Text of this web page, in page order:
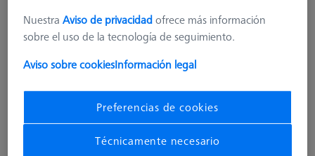
ProMax para ZEISS O-INSPECT 322
626100-9700-000
8.528,00 € más el IVA
Disponible en breve
NuestraAviso de privacidadofrece más información
sobre el uso de la tecnología de seguimiento.
Aviso sobre cookiesInformación legal
Preferencias de cookies
Técnicamente necesario